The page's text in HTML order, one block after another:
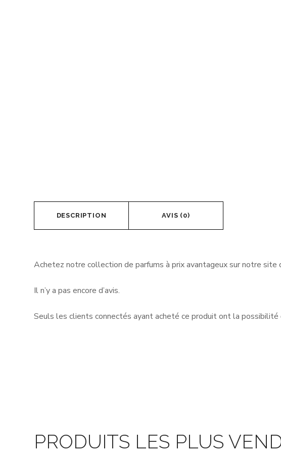
DESCRIPTION AVIS (0)
Achetez notre collection de parfums à prix avantageux sur notre site
Il n’y a pas encore d’avis.
Seuls les clients connectés ayant acheté ce produit ont la possibilité
PRODUITS LES PLUS